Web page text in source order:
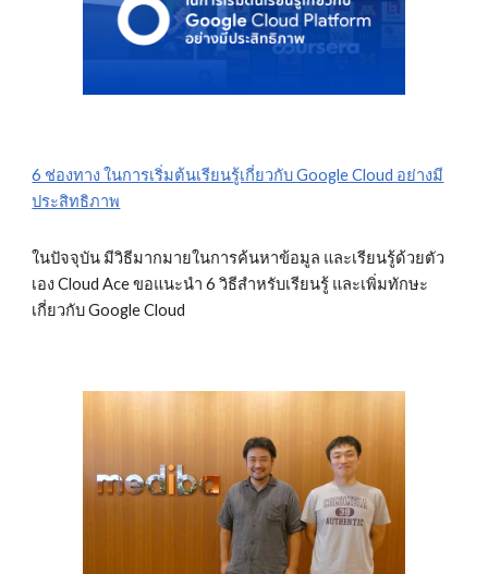
6 ช่องทาง ในการเริ่มต้นเรียนรู้เกี่ยวกับ Google Cloud อย่างมี
ประสิทธิภาพ
ในปัจจุบัน มีวิธีมากมายในการค้นหาข้อมูล และเรียนรู้ด้วยตัว
เอง Cloud Ace ขอแนะนำ 6 วิธีสำหรับเรียนรู้ และเพิ่มทักษะ
เกี่ยวกับ Google Cloud